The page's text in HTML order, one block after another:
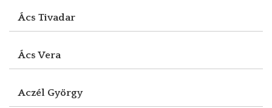
Ács Tivadar
Ács Vera
Aczél György